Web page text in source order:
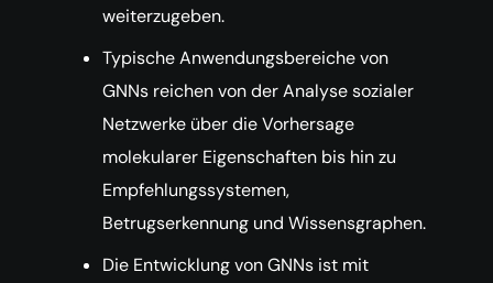
weiterzugeben.
Typische Anwendungsbereiche von
GNNs reichen von der Analyse sozialer
Netzwerke über die Vorhersage
molekularer Eigenschaften bis hin zu
Empfehlungssystemen,
Betrugserkennung und Wissensgraphen.
Die Entwicklung von GNNs ist mit